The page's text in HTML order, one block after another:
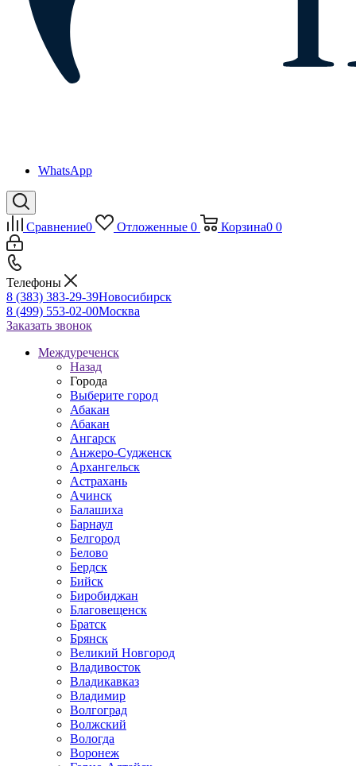
WhatsApp
Сравнение0 Отложенные 0 Корзина0 0
Телефоны
8 (383) 383-29-39Новосибирск
8 (499) 553-02-00Москва
Заказать звонок
Междуреченск
Назад
Города
Выберите город
Абакан
Абакан
Ангарск
Анжеро-Судженск
Архангельск
Астрахань
Ачинск
Балашиха
Барнаул
Белгород
Белово
Бердск
Бийск
Биробиджан
Благовещенск
Братск
Брянск
Великий Новгород
Владивосток
Владикавказ
Владимир
Волгоград
Волжский
Вологда
Воронеж